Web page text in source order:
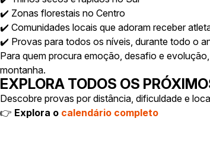
✔️ Zonas florestais no Centro
✔️ Comunidades locais que adoram receber
✔️ Provas para todos os níveis, durante todo o
Para quem procura emoção, desafio e
montanha.
EXPLORA TODOS OS
Descobre provas por distância, dificuldade e
👉 Explora o calendário completo